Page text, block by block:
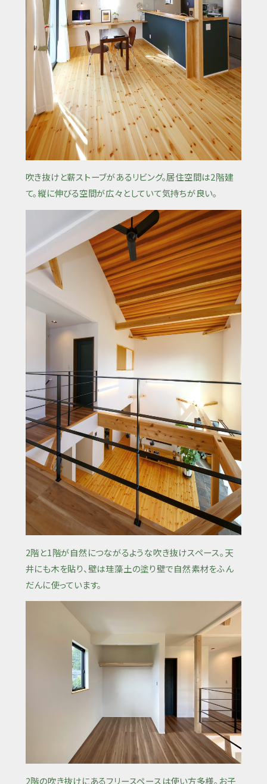
吹き抜けと薪ストーブがあるリビング。居住空間は2階建
て。縦に伸びる空間が広々としていて気持ちが良い。
2階と1階が自然につながるような吹き抜けスペース。天
井にも木を貼り、壁は珪藻土の塗り壁で自然素材をふん
だんに使っています。
2階の吹き抜けにあるフリースペースは使い方多様。お子